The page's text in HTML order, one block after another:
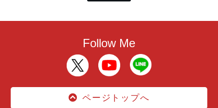
Follow Me
ページトップへ